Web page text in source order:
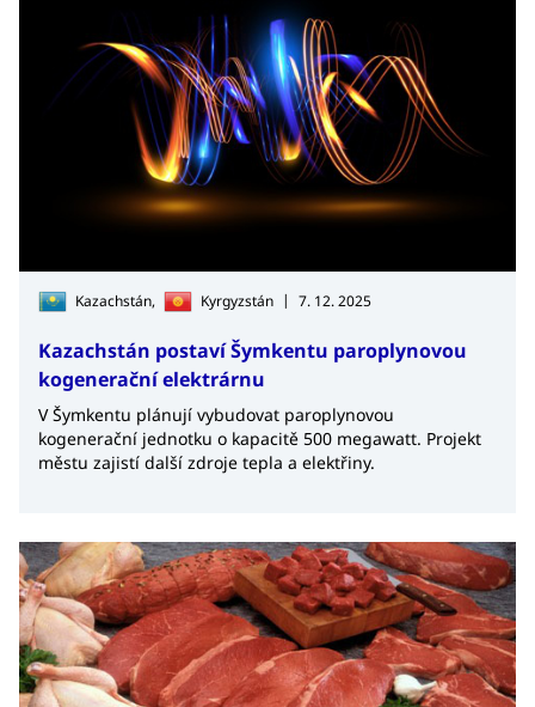
Kazachstán, Kyrgyzstán | 7. 12. 2025
Kazachstán postaví Šymkentu paroplynovou
kogenerační elektrárnu
V Šymkentu plánují vybudovat paroplynovou
kogenerační jednotku o kapacitě 500 megawatt. Projekt
městu zajistí další zdroje tepla a elektřiny.